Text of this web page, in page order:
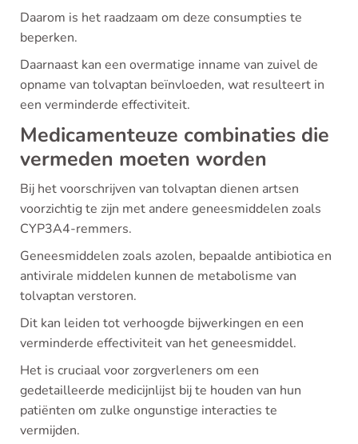
Daarom is het raadzaam om deze consumpties te
beperken.
Daarnaast kan een overmatige inname van zuivel de
opname van tolvaptan beïnvloeden, wat resulteert in
een verminderde effectiviteit.
Medicamenteuze combinaties die
vermeden moeten worden
Bij het voorschrijven van tolvaptan dienen artsen
voorzichtig te zijn met andere geneesmiddelen zoals
CYP3A4-remmers.
Geneesmiddelen zoals azolen, bepaalde antibiotica en
antivirale middelen kunnen de metabolisme van
tolvaptan verstoren.
Dit kan leiden tot verhoogde bijwerkingen en een
verminderde effectiviteit van het geneesmiddel.
Het is cruciaal voor zorgverleners om een
gedetailleerde medicijnlijst bij te houden van hun
patiënten om zulke ongunstige interacties te
vermijden.